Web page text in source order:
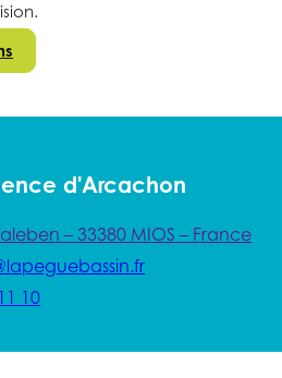
d'Arcachon
– 33380 MIOS – France
10